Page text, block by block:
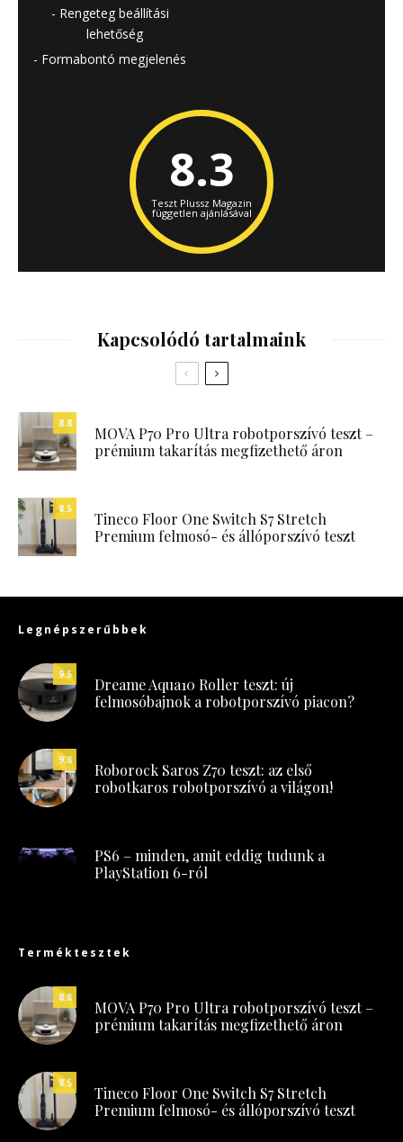
Rengeteg beállítási
lehetőség
Formabontó megjelenés
8.3
Teszt Plussz Magazin
független ajánlásával
Kapcsolódó tartalmaink
8.8
MOVA P70 Pro Ultra robotporszívó teszt –
prémium takarítás megfizethető áron
8.5
Tineco Floor One Switch S7 Stretch
Premium felmosó- és állóporszívó teszt
Legnépszerűbbek
9.5
Dreame Aqua10 Roller teszt: új
felmosóbajnok a robotporszívó piacon?
9.8
Roborock Saros Z70 teszt: az első
robotkaros robotporszívó a világon!
PS6 – minden, amit eddig tudunk a
PlayStation 6-ról
Terméktesztek
8.8
MOVA P70 Pro Ultra robotporszívó teszt –
prémium takarítás megfizethető áron
8.5
Tineco Floor One Switch S7 Stretch
Premium felmosó- és állóporszívó teszt